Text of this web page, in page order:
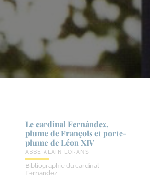
Le cardinal Fernández,
plume de François et porte-​
plume de Léon XIV
ABBÉ ALAIN LORANS
Bibliographie du cardinal
Fernandez